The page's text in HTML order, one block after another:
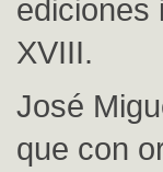
ediciones
XVIII.
José
que con